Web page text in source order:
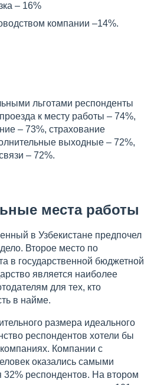
– 16%
компании –14%.
льготами респонденты
к месту работы – 74%,
– 73%, страхование
выходные – 72%,
– 72%.
места работы
в Узбекистане предпочел
Второе место по
в государственной бюджетной
является наиболее
для тех, кто
в найме.
размера идеального
респондентов хотели бы
Компании с
оказались самыми
32% респондентов. На втором